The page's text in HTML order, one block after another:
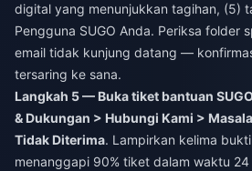
digital yang menunjukkan tagihan, (5)
Pengguna SUGO Anda. Periksa folder
email tidak kunjung datang —
tersaring ke sana.
Langkah 5 — Buka tiket bantuan
& Dukungan > Hubungi Kami >
Tidak Diterima. Lampirkan kelima
menanggapi 90% tiket dalam waktu